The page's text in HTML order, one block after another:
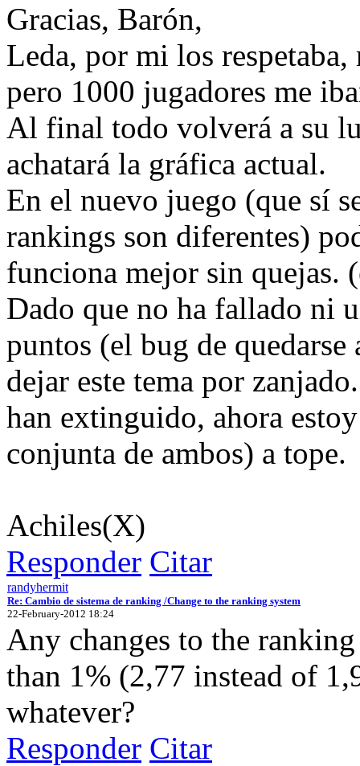
Gracias, Barón,
Leda, por mi los
pero 1000 jugadores me
Al final todo volverá a su
achatará la gráfica actual.
En el nuevo juego (que sí
rankings son diferentes)
funciona mejor sin quejas.
Dado que no ha fallado ni
puntos (el bug de
dejar este tema por
han extinguido, ahora
conjunta de ambos) a tope.
Achiles(X)
Responder Citar
randyhermit
Re: Cambio de sistema de ranking /Change to the ranking system
22-February-2012 18:24
Any changes to the
than 1% (2,77 instead of
whatever?
Responder Citar